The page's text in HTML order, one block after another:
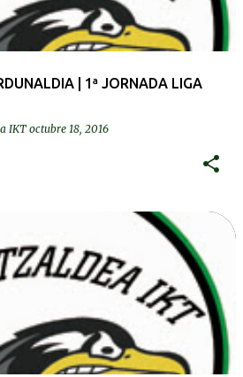
| 1ª JORNADA LIGA
IKToctubre 18, 2016